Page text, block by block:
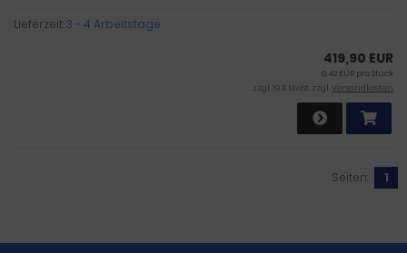
Lieferzeit:3 - 4 Arbeitstage
419,90 EUR
0,42 EUR pro Stück
zzgl. 19 % MwSt. zzgl.Versandkosten
Seiten: 1